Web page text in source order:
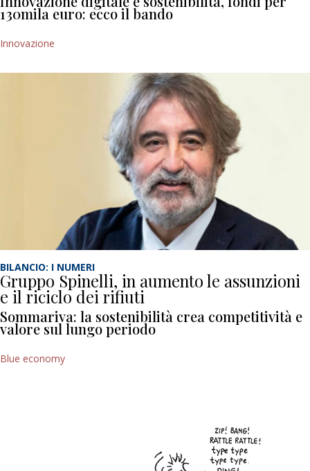
130mila euro: ecco il bando
Innovazione
BILANCIO: I NUMERI
Gruppo Spinelli, in aumento le assunzioni
e il riciclo dei rifiuti
Sommariva: la sostenibilità crea competitività e
valore sul lungo periodo
Blue economy